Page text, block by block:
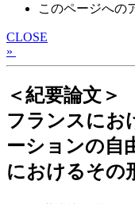
このページへの
CLOSE
»
＜紀要論文＞
フランスにお
ーションの自
におけるその